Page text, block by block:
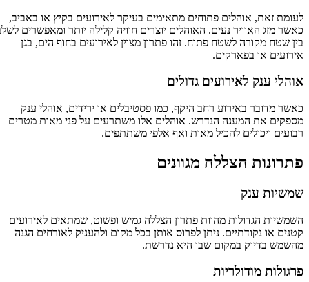
לעומת זאת, אוהלים פתוחים מתאימים בעיקר לאירועים בקיץ או באביב,
כאשר מזג האוויר נעים. האוהלים יוצרים חוויה קלילה יותר ומאפשרים לשלב
בין שטח מקורה לשטח פתוח. זהו פתרון מצוין לאירועים בחוף הים, בגן
אירועים או בפארקים.
אוהלי ענק לאירועים גדולים
כאשר מדובר באירוע רחב היקף, כמו פסטיבלים או ירידים, אוהלי ענק
מספקים את המענה הנדרש. אוהלים אלו משתרעים על פני מאות מטרים
רבועים ויכולים להכיל מאות ואף אלפי משתתפים.
פתרונות הצללה מגוונים
שמשיות ענק
השמשיות הגדולות מהוות פתרון הצללה גמיש ופשוט, שמתאים לאירועים
קטנים או נקודתיים. ניתן לפרוס אותן בכל מקום ולהעניק לאורחים הגנה
מהשמש בדיוק במקום שבו היא נדרשת.
פרגולות מודולריות